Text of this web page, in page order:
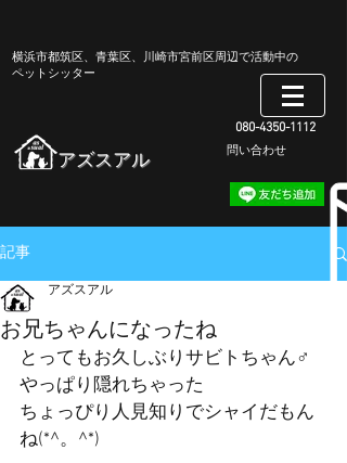
​横浜市都筑区、青葉区、川崎市宮前区周辺で活動中の
ペットシッター
​アズスアル
080-4350-1112
​問い合わせ
記事
お兄ちゃんになったね
アズスアル
とってもお久しぶりサビトちゃん♂
やっぱり隠れちゃった
ちょっぴり人見知りでシャイだもん
ね(*^。^*)